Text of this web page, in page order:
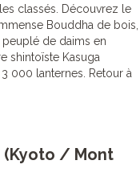
classés. Découvrez le
Bouddha de bois,
de daims en
shintoïste Kasuga
000 lanternes. Retour à
(Kyoto / Mont